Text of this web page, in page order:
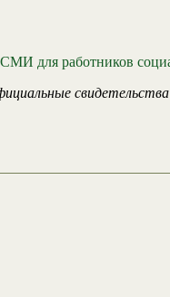
для работников
свидетельства